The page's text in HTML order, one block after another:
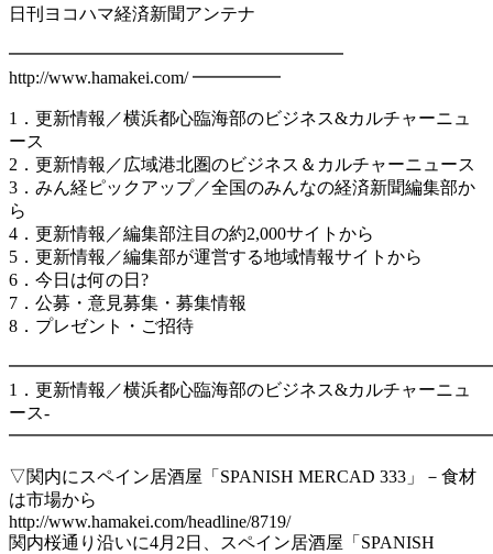
日刊ヨコハマ経済新聞アンテナ
━━━━━━━━━━━━━━━━━━━
http://www.hamakei.com/ ━━━━━
1．更新情報／横浜都心臨海部のビジネス&カルチャーニュ
ース
2．更新情報／広域港北圏のビジネス＆カルチャーニュース
3．みん経ピックアップ／全国のみんなの経済新聞編集部か
ら
4．更新情報／編集部注目の約2,000サイトから
5．更新情報／編集部が運営する地域情報サイトから
6．今日は何の日?
7．公募・意見募集・募集情報
8．プレゼント・ご招待
1．更新情報／横浜都心臨海部のビジネス&カルチャーニュ
ース-
▽関内にスペイン居酒屋「SPANISH MERCAD 333」－食材
は市場から
http://www.hamakei.com/headline/8719/
関内桜通り沿いに4月2日、スペイン居酒屋「SPANISH